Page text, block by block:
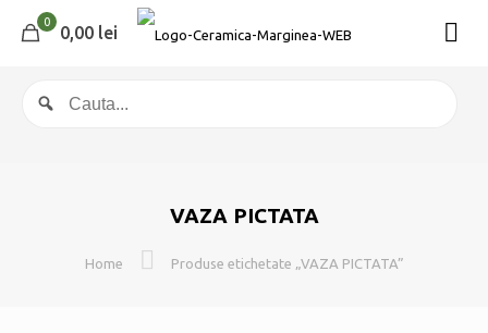
0
0,00 lei
VAZA PICTATA
Home Produse etichetate „VAZA PICTATA”